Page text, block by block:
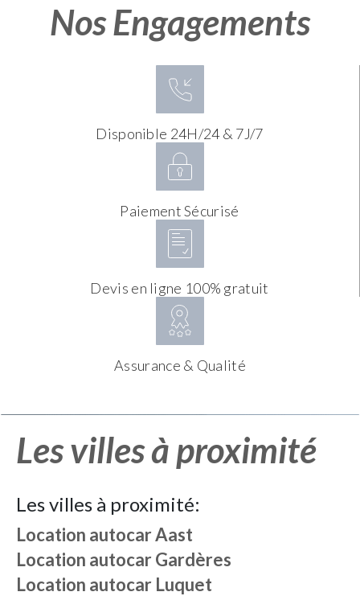
Nos Engagements
Disponible 24H/24 & 7J/7
Paiement Sécurisé
Devis en ligne 100% gratuit
Assurance & Qualité
Les villes à proximité
Les villes à proximité:
Location autocarAast
Location autocarGardères
Location autocar Luquet